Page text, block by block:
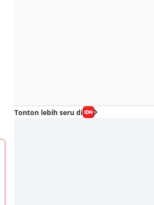
Tonton lebih seru di